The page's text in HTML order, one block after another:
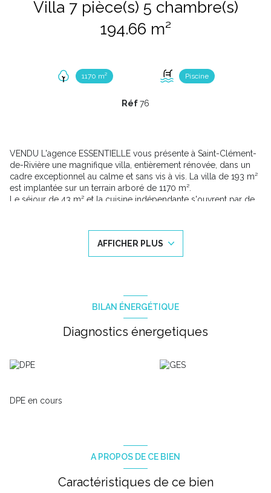
Villa 7 pièce(s) 5 chambre(s)
194.66 m²
1170 m² Piscine
Réf76
VENDU L'agence ESSENTIELLE vous présente à Saint-Clément-
de-Rivière une magnifique villa, entièrement rénovée, dans un
cadre exceptionnel au calme et sans vis à vis. La villa de 193 m²
est implantée sur un terrain arboré de 1170 m².
Le séjour de 43 m² et la cuisine indépendante s'ouvrent par de
out-door au séjour. Vous pourrez également profiter d'une
cuisine d'été dans le prolongement de la terrasse.
Le rez-de-chaussée se compose de 3 chambres avec une salle
Le jardin arboré offre une piscine Diffasur au sel avec pompe à
Abri 2 voitures, grand sous-sol avec espace buanderie, atelier,
cave à vin, et possibilité d'aménagement d'un studio
Chauffage au gaz et climatisation réversible dans toutes les
pièces, portail aluminium motorisé, visiophone.
un usage standard établi à partir des prix de l'énergie de l'année
honoraires: 850 000 €.
délivrée par la CCI Hérault.
AFFICHER PLUS
BILAN ÉNERGÉTIQUE
Diagnostics énergetiques
DPE en cours
A PROPOS DE CE BIEN
Caractéristiques de ce bien